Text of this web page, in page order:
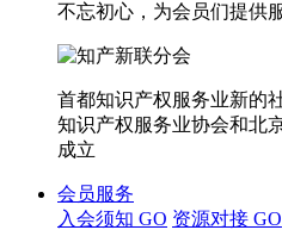
不忘初心，为会员们提供服
首都知识产权服务业新的
知识产权服务业协会和北
成立
会员服务
入会须知 GO 资源对接 GO